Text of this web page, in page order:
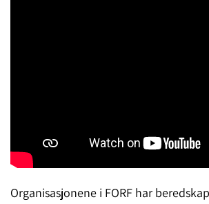
Organisasjonene i FORF har